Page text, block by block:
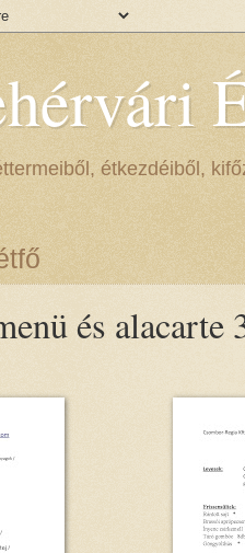
étkezdéiből,
és alacarte